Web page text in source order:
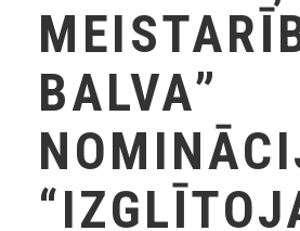
BALVA”